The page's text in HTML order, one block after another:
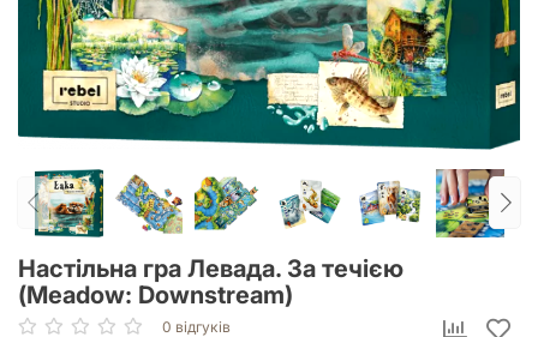
Настільна гра Левада. За течією
(Meadow: Downstream)
0 відгуків